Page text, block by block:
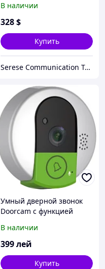
В наличии
328$
Купить
Serese Communication Technology Co. Ltd
Умный дверной звонок
Doorcam с функцией
В наличии
399лей
Купить